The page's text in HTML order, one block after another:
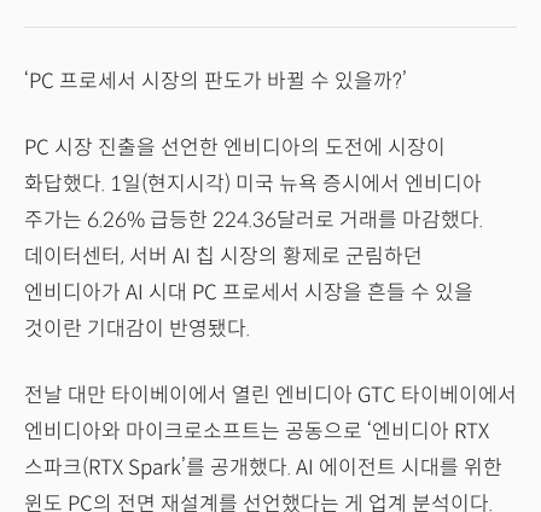
‘PC 프로세서 시장의 판도가 바뀔 수 있을까?’
PC 시장 진출을 선언한 엔비디아의 도전에 시장이
화답했다. 1일(현지시각) 미국 뉴욕 증시에서 엔비디아
주가는 6.26% 급등한 224.36달러로 거래를 마감했다.
데이터센터, 서버 AI 칩 시장의 황제로 군림하던
엔비디아가 AI 시대 PC 프로세서 시장을 흔들 수 있을
것이란 기대감이 반영됐다.
전날 대만 타이베이에서 열린 엔비디아 GTC 타이베이에서
엔비디아와 마이크로소프트는 공동으로 ‘엔비디아 RTX
스파크(RTX Spark’를 공개했다. AI 에이전트 시대를 위한
윈도 PC의 전면 재설계를 선언했다는 게 업계 분석이다.